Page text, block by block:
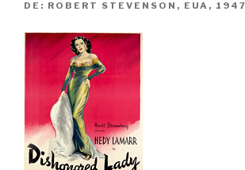
DE: ROBERT STEVENSON, EUA,